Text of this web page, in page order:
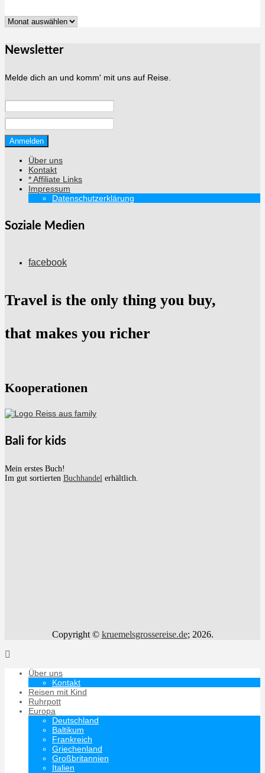
Archiv
Newsletter
Melde dich an und komm' mit uns auf Reise.
Über uns
Kontakt
* Affiliate Links
Impressum
Datenschutzerklärung
Soziale Medien
facebook
Travel is the only thing you buy,
that makes you richer
Kooperationen
Bali for kids
Mein erstes Buch!
Im gut sortierten Buchhandel erhältlich.
Copyright © kruemelsgrossereise.de; 2026.
Über uns
Kontakt
Reisen mit Kind
Ruhrpott
Europa
Deutschland
Baltikum
Frankreich
Griechenland
Großbritannien
Italien